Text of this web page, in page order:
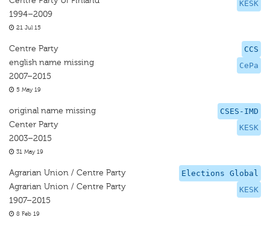
KESK
1994–2009
21 Jul 15
CCS
CePa
Centre Party
english name missing
2007–2015
5 May 19
CSES-IMD
KESK
original name missing
Center Party
2003–2015
31 May 19
Elections Global
KESK
Agrarian Union / Centre Party
Agrarian Union / Centre Party
1907–2015
8 Feb 19